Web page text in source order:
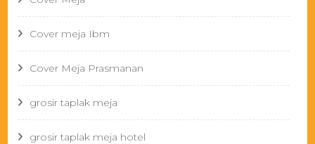
Cover meja Ibm
Cover Meja Prasmanan
grosir taplak meja
grosir taplak meja hotel